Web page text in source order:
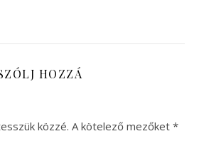
HOZZÁ
közzé. A kötelező mezőket *